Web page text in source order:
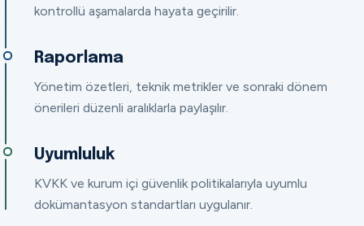
kontrollü aşamalarda hayata geçirilir.
Raporlama
Yönetim özetleri, teknik metrikler ve sonraki dönem
önerileri düzenli aralıklarla paylaşılır.
Uyumluluk
KVKK ve kurum içi güvenlik politikalarıyla uyumlu
dokümantasyon standartları uygulanır.